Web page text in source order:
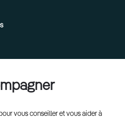
vous conseiller et vous aider à